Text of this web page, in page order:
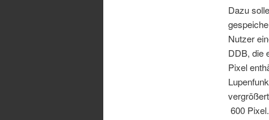
Dazu
Nutzer
DDB, die
Pixel
600